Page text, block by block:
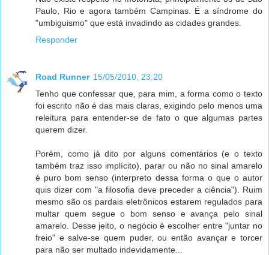
Paulo, Rio e agora também Campinas. É a síndrome do
"umbiguismo" que está invadindo as cidades grandes.
Responder
Road Runner 15/05/2010, 23:20
Tenho que confessar que, para mim, a forma como o texto
foi escrito não é das mais claras, exigindo pelo menos uma
releitura para entender-se de fato o que algumas partes
querem dizer.
Porém, como já dito por alguns comentários (e o texto
também traz isso implícito), parar ou não no sinal amarelo
é puro bom senso (interpreto dessa forma o que o autor
quis dizer com "a filosofia deve preceder a ciência"). Ruim
mesmo são os pardais eletrônicos estarem regulados para
multar quem segue o bom senso e avança pelo sinal
amarelo. Desse jeito, o negócio é escolher entre "juntar no
freio" e salve-se quem puder, ou então avançar e torcer
para não ser multado indevidamente...